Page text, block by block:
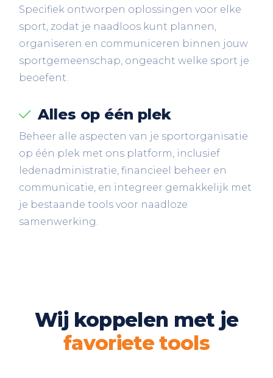
Specifiek ontworpen oplossingen voor elke
sport, zodat je naadloos kunt plannen,
organiseren en communiceren binnen jouw
sportgemeenschap, ongeacht welke sport je
beoefent.
Alles op één plek
Beheer alle aspecten van je sportorganisatie
op één plek met ons platform, inclusief
ledenadministratie, financieel beheer en
communicatie, en integreer gemakkelijk met
je bestaande tools voor naadloze
samenwerking.
Wij koppelen met je
favoriete tools